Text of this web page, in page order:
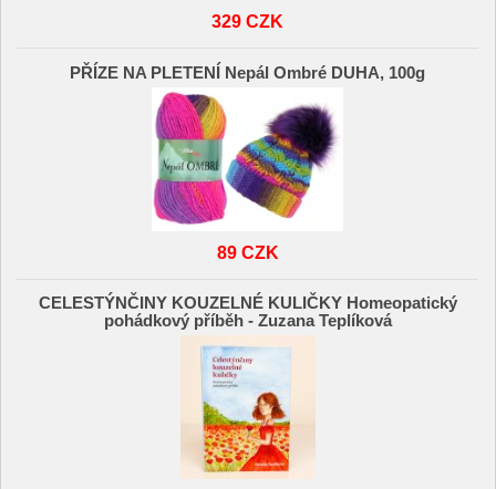
329 CZK
PŘÍZE NA PLETENÍ Nepál Ombré DUHA, 100g
89 CZK
CELESTÝNČINY KOUZELNÉ KULIČKY Homeopatický
pohádkový příběh - Zuzana Teplíková